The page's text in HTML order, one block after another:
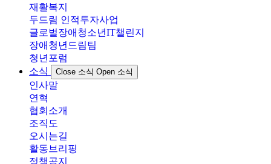
재활복지
두드림 인적투자사업
글로벌장애청소년IT챌린지
장애청년드림팀
청년포럼
소식
Close 소식 Open 소식
인사말
연혁
협회소개
조직도
오시는길
활동브리핑
정책공지